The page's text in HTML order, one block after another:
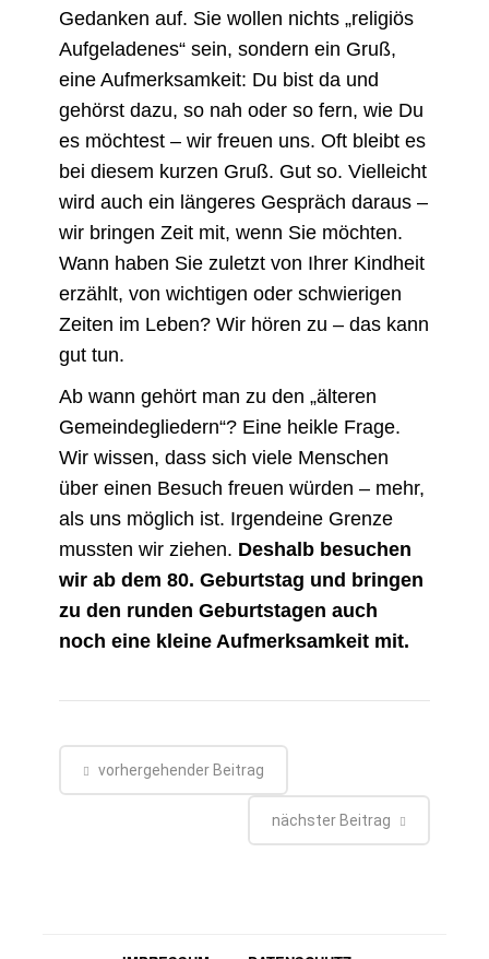
Gedanken auf. Sie wollen nichts „religiös
Aufgeladenes“ sein, sondern ein Gruß,
eine Aufmerksamkeit: Du bist da und
gehörst dazu, so nah oder so fern, wie Du
es möchtest – wir freuen uns. Oft bleibt es
bei diesem kurzen Gruß. Gut so. Vielleicht
wird auch ein längeres Gespräch daraus –
wir bringen Zeit mit, wenn Sie möchten.
Wann haben Sie zuletzt von Ihrer Kindheit
erzählt, von wichtigen oder schwierigen
Zeiten im Leben? Wir hören zu – das kann
gut tun.
Ab wann gehört man zu den „älteren
Gemeindegliedern“? Eine heikle Frage.
Wir wissen, dass sich viele Menschen
über einen Besuch freuen würden – mehr,
als uns möglich ist. Irgendeine Grenze
mussten wir ziehen. Deshalb besuchen
wir ab dem 80. Geburtstag und bringen
zu den runden Geburtstagen auch
noch eine kleine Aufmerksamkeit mit.
vorhergehender Beitrag
nächster Beitrag